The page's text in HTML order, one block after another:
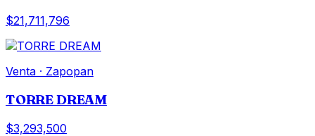
$21,711,796
Venta · Zapopan
TORRE DREAM
$3,293,500